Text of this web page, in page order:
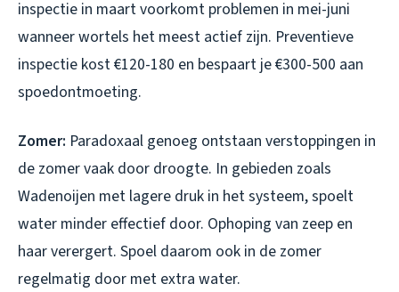
inspectie in maart voorkomt problemen in mei-juni
wanneer wortels het meest actief zijn. Preventieve
inspectie kost €120-180 en bespaart je €300-500 aan
spoedontmoeting.
Zomer: Paradoxaal genoeg ontstaan verstoppingen in
de zomer vaak door droogte. In gebieden zoals
Wadenoijen met lagere druk in het systeem, spoelt
water minder effectief door. Ophoping van zeep en
haar verergert. Spoel daarom ook in de zomer
regelmatig door met extra water.